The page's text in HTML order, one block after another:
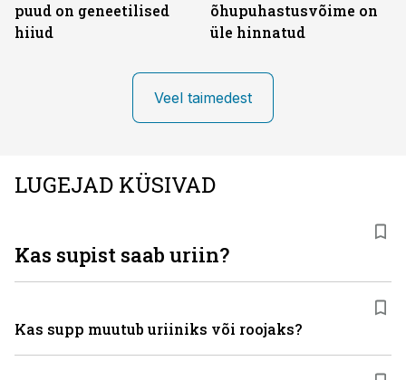
puud on geneetilised
hiiud
õhupuhastusvõime on
üle hinnatud
Veel taimedest
LUGEJAD KÜSIVAD
Kas supist saab uriin?
Kas supp muutub uriiniks või roojaks?